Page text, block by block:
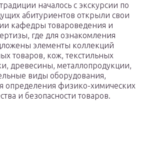
началось с экскурсии по
абитуриентов открыли свои
кафедры товароведения и
где для ознакомления
элементы коллекций
товаров, кож, текстильных
древесины, металлопродукции,
виды оборудования,
определения физико-химических
и безопасности товаров.